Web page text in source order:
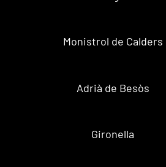
Monistrol de Calders
Adrià de Besòs
Gironella